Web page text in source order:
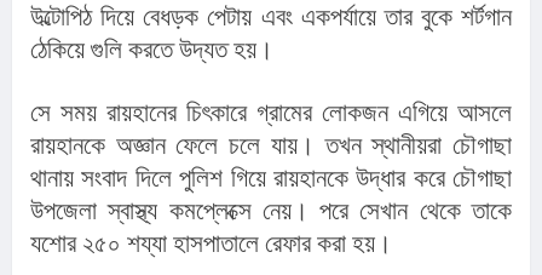
উল্টোপিঠ দিয়ে বেধড়ক পেটায় এবং একপর্যায়ে তার বুকে শর্টগান
ঠেকিয়ে গুলি করতে উদ্যত হয়।
সে সময় রায়হানের চিৎকারে গ্রামের লোকজন এগিয়ে আসলে
রায়হানকে অজ্ঞান ফেলে চলে যায়। তখন স্থানীয়রা চৌগাছা
থানায় সংবাদ দিলে পুলিশ গিয়ে রায়হানকে উদ্ধার করে চৌগাছা
উপজেলা স্বাস্থ্য কমপ্লেক্সে নেয়। পরে সেখান থেকে তাকে
যশোর ২৫০ শয্যা হাসপাতালে রেফার করা হয়।